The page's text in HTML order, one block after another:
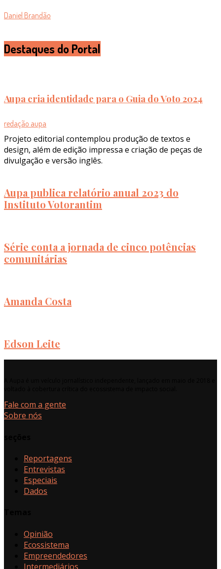
Daniel Brandão
Destaques do Portal
Aupa cria identidade para o Guia do Voto 2024
redação aupa
Projeto editorial contemplou produção de textos e
design, além de edição impressa e criação de peças de
divulgação e versão inglês.
Aupa publica relatório anual 2023 do
Instituto Votorantim
Série conta a jornada de cinco potências
comunitárias
Amanda Costa
Edson Leite
Fale com a gente
Sobre nós
Reportagens
Entrevistas
Especiais
Dados
Opinião
Ecossistema
Empreendedores
Intermediários